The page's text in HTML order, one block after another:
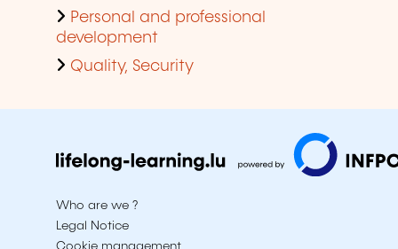
Personal and professional
development
Quality, Security
Who are we ?
Legal Notice
Cookie management